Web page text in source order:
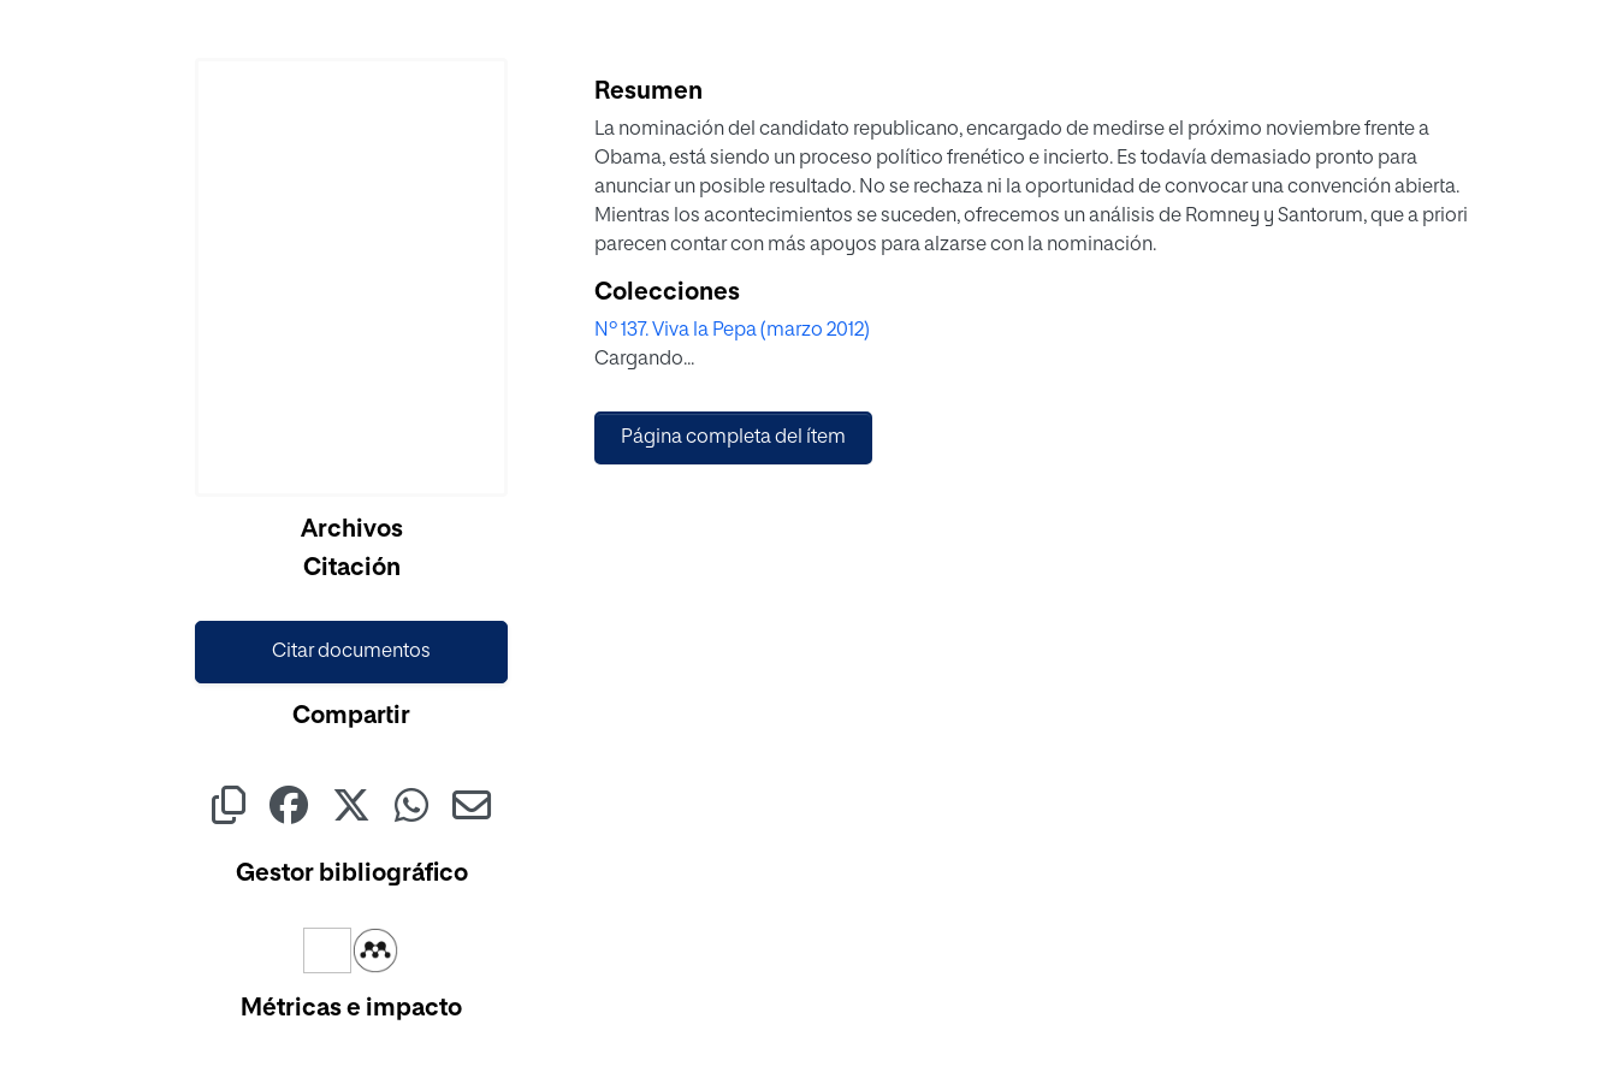
Archivos
Citación
Citar documentos
Compartir
Gestor bibliográfico
Métricas e impacto
Resumen
La nominación del candidato republicano, encargado de medirse el próximo noviembre frente a
Obama, está siendo un proceso político frenético e incierto. Es todavía demasiado pronto para
anunciar un posible resultado. No se rechaza ni la oportunidad de convocar una convención abierta.
Mientras los acontecimientos se suceden, ofrecemos un análisis de Romney y Santorum, que a priori
parecen contar con más apoyos para alzarse con la nominación.
Colecciones
Nº 137. Viva la Pepa (marzo 2012)
Cargando...
Página completa del ítem